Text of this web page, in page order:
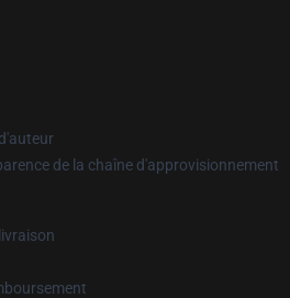
de la chaîne d'approvisionnement